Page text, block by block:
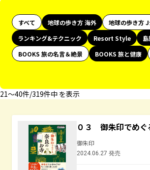
すべて 地球の歩き方 海外 地球の歩き方 J
ランキング&テクニック
Resort Style
BOOKS 旅の名言＆絶景
BOOKS 旅と健康
21〜40件/319件中 を表示
０３ 御朱印でめぐ
御朱印
2024.06.27 発売